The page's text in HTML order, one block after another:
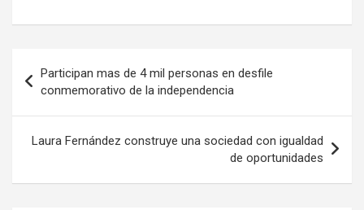
de
entradas
Participan mas de 4 mil personas en desfile
conmemorativo de la independencia
Laura Fernández construye una sociedad con igualdad
de oportunidades